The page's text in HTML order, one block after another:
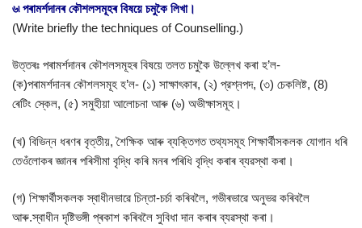
৬৷ পৰামৰ্শদানৰ কৌশলসমূহৰ বিষয়ে চমুকৈ লিখা।
(Write briefly the techniques of Counselling.)
উত্তৰঃ পৰামৰ্শদানৰ কৌশলসমূহৰ বিষয়ে তলত চমুকৈ উল্লেখ কৰা হ’ল-
(ক)পৰামৰ্শদানৰ কৌশলসমূহ হ’ল- (১) সাক্ষাৎকাৰ, (২) প্রশ্নপদ, (৩) চেকলিষ্ট, (8)
ৰেটিং স্কেল, (৫) সমুহীয়া আলোচনা আৰু (৬) অভীক্ষাসমূহ।
(খ) বিভিন্ন ধৰণৰ বৃত্তীয়, শৈক্ষিক আৰু ব্যক্তিগত তথ্যসমূহ শিক্ষার্থীসকলক যোগান ধৰি
তেওঁলোকৰ জ্ঞানৰ পৰিসীমা বৃদ্ধি কৰি মনৰ পৰিধি বৃদ্ধি কৰাৰ ব্যৱস্থা কৰা।
(গ) শিক্ষার্থীসকলক স্বাধীনভাৱে চিন্তা-চৰ্চা কৰিবলৈ, গভীৰভাৱে অনুভৱ কৰিবলৈ
আৰু.স্বাধীন দৃষ্টিভঙ্গী প্ৰকাশ কৰিবলৈ সুবিধা দান কৰাৰ ব্যৱস্থা কৰা।